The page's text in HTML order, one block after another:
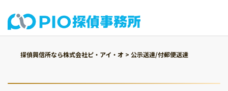
探偵興信所なら株式会社ピ・アイ・オ > 公示送達/付郵便送達